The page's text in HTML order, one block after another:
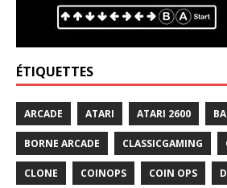
ÉTIQUETTES
ARCADE ATARI ATARI 2600
BORNE ARCADE CLASSICGAMING
CLONE COINOPS COIN OPS